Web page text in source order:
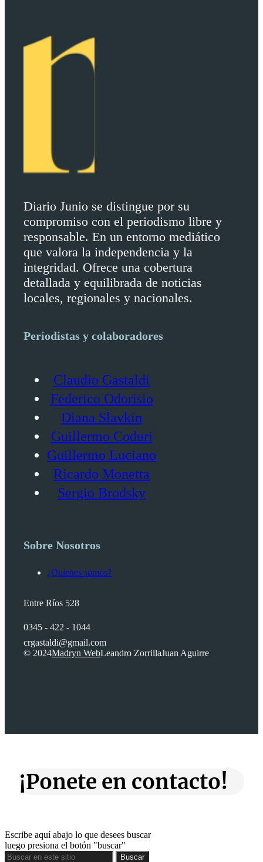
Diario Junio se distingue por su
compromiso con el periodismo libre y
responsable. En un entorno mediático
que valora la independencia y la
integridad. Ofrece una cobertura
detallada y equilibrada de noticias
locales, regionales y nacionales.
Periodistas y colaboradores
Claudio Gastaldi
Federico Odorisio
Diana Slavkin
Guillermo Coduri
Guillermo Luciano
Ricardo Monetta
Sergio Brodsky
Sobre Nosotros
¿Quienes somos?
Entre Ríos 528
0345 - 422 - 1044
crgastaldi@gmail.com
© 2024Madryn WebLeandro ZorrillaJuan Aguirre
¡Ponete en contacto!
Escribe aquí abajo lo que desees buscar
luego presiona el botón "buscar"
Buscar
Buscar